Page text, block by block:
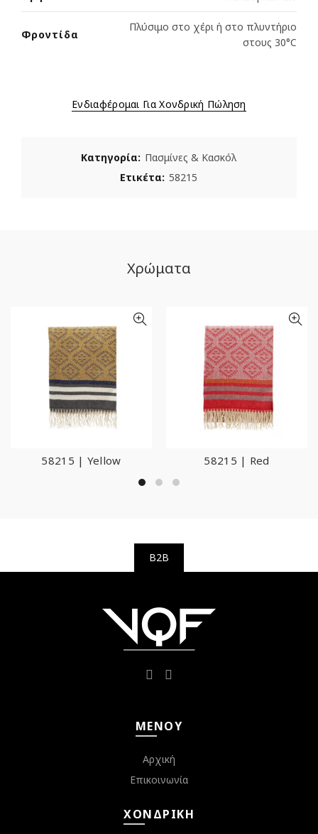
Φροντίδα
Πλύσιμο στο χέρι ή στο πλυντήριο
στους 30°C
Ενδιαφέρομαι Για Χονδρική Πώληση
Κατηγορία: Πασμίνες & Κασκόλ
Ετικέτα: 58215
Χρώματα
58215 | Yellow 58215 | Red
B2B
ΜΕΝΟΎ
Αρχική
Επικοινωνία
ΧΟΝΔΡΙΚΉ